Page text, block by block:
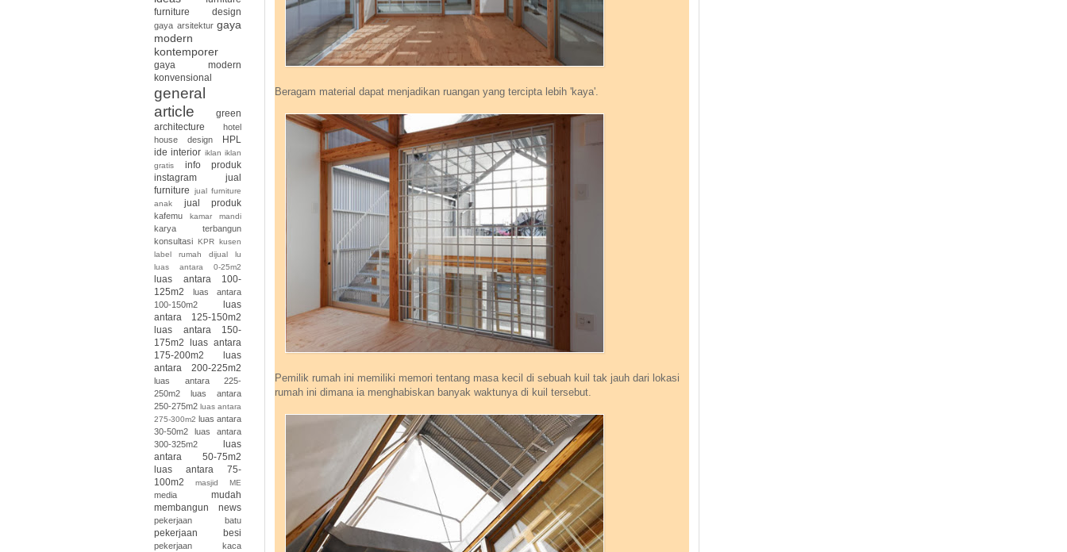
Beragam material dapat menjadikan ruangan yang tercipta lebih 'kaya'.
Pemilik rumah ini memiliki memori tentang masa kecil di sebuah kuil tak jauh dari lokasi
rumah ini dimana ia menghabiskan banyak waktunya di kuil tersebut.
furniture design
gaya arsitektur gaya
modern
kontemporer
gaya modern
konvensional
general
article
green
architecture
hotel
house design
HPL
ide interior iklan iklan
gratis
info produk
instagram
jual
furniture
jual furniture
anak
jual produk
kafemu kamar mandi
karya terbangun
konsultasi KPR kusen
label rumah dijual
lu
luas antara 0-25m2
luas antara 100-
125m2
luas antara
100-150m2
luas
antara 125-150m2
luas antara 150-
175m2
luas antara
175-200m2
luas
antara 200-225m2
luas antara 225-
250m2
luas antara
250-275m2 luas antara
275-300m2 luas antara
30-50m2
luas antara
300-325m2
luas
antara 50-75m2
luas antara 75-
100m2
masjid ME
media
mudah
membangun
news
pekerjaan batu
pekerjaan besi
pekerjaan kaca